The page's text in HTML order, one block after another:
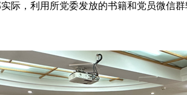
际，利用所党委发放的书籍和党员微